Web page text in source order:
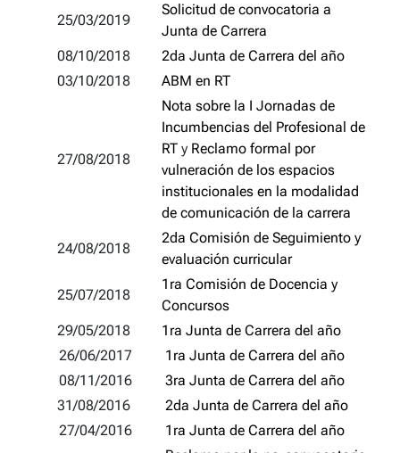
25/03/2019
Solicitud de convocatoria a
Junta de Carrera
08/10/2018
2da Junta de Carrera del año
03/10/2018
ABM en RT
27/08/2018
Nota sobre la I Jornadas de
Incumbencias del Profesional de
RT y Reclamo formal por
vulneración de los espacios
institucionales en la modalidad
de comunicación de la carrera
24/08/2018
2da Comisión de Seguimiento y
evaluación curricular
25/07/2018
1ra Comisión de Docencia y
Concursos
29/05/2018
1ra Junta de Carrera del año
26/06/2017
1ra Junta de Carrera del año
08/11/2016
3ra Junta de Carrera del año
31/08/2016
2da Junta de Carrera del año
27/04/2016
1ra Junta de Carrera del año